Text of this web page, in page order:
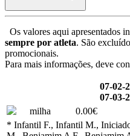
Os valores aqui apresentados
sempre por atleta. São
promocionais.
Para mais informações, deve
07-02-
07-03-
milha
0.00€
* Infantil F., Infantil M.,